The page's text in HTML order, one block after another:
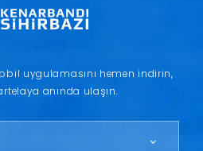
uygulamasını hemen indirin,
anında ulaşın.